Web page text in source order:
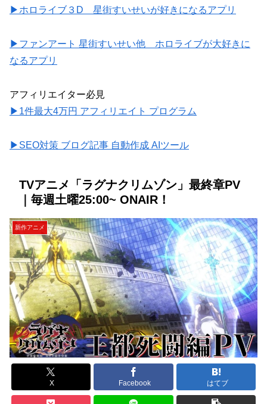
▶ホロライブ３D 星街すいせいが好きになるアプリ
▶ファンアート 星街すいせい他 ホロライブが大好きに
なるアプリ
アフィリエイター必見
▶1件最大4万円 アフィリエイト プログラム
▶SEO対策 ブログ記事 自動作成 AIツール
TVアニメ「ラグナクリムゾン」最終章PV
｜毎週土曜25:00~ ONAIR！
新作アニメ
X Facebook はてブ